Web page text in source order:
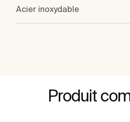
Acier inoxydable
Produit